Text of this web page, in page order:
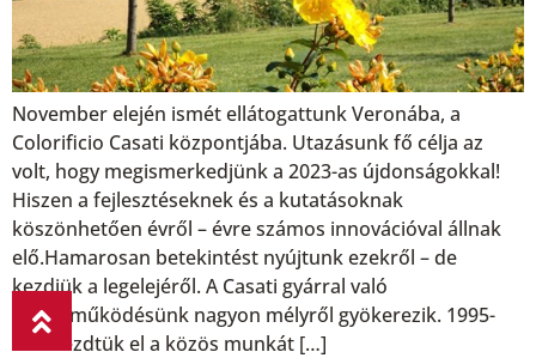
November elején ismét ellátogattunk Veronába, a
Colorificio Casati központjába. Utazásunk fő célja az
volt, hogy megismerkedjünk a 2023-as újdonságokkal!
Hiszen a fejlesztéseknek és a kutatásoknak
köszönhetően évről – évre számos innovációval állnak
elő.Hamarosan betekintést nyújtunk ezekről – de
kezdjük a legelejéről. A Casati gyárral való
együttműködésünk nagyon mélyről gyökerezik. 1995-
ben kezdtük el a közös munkát […]